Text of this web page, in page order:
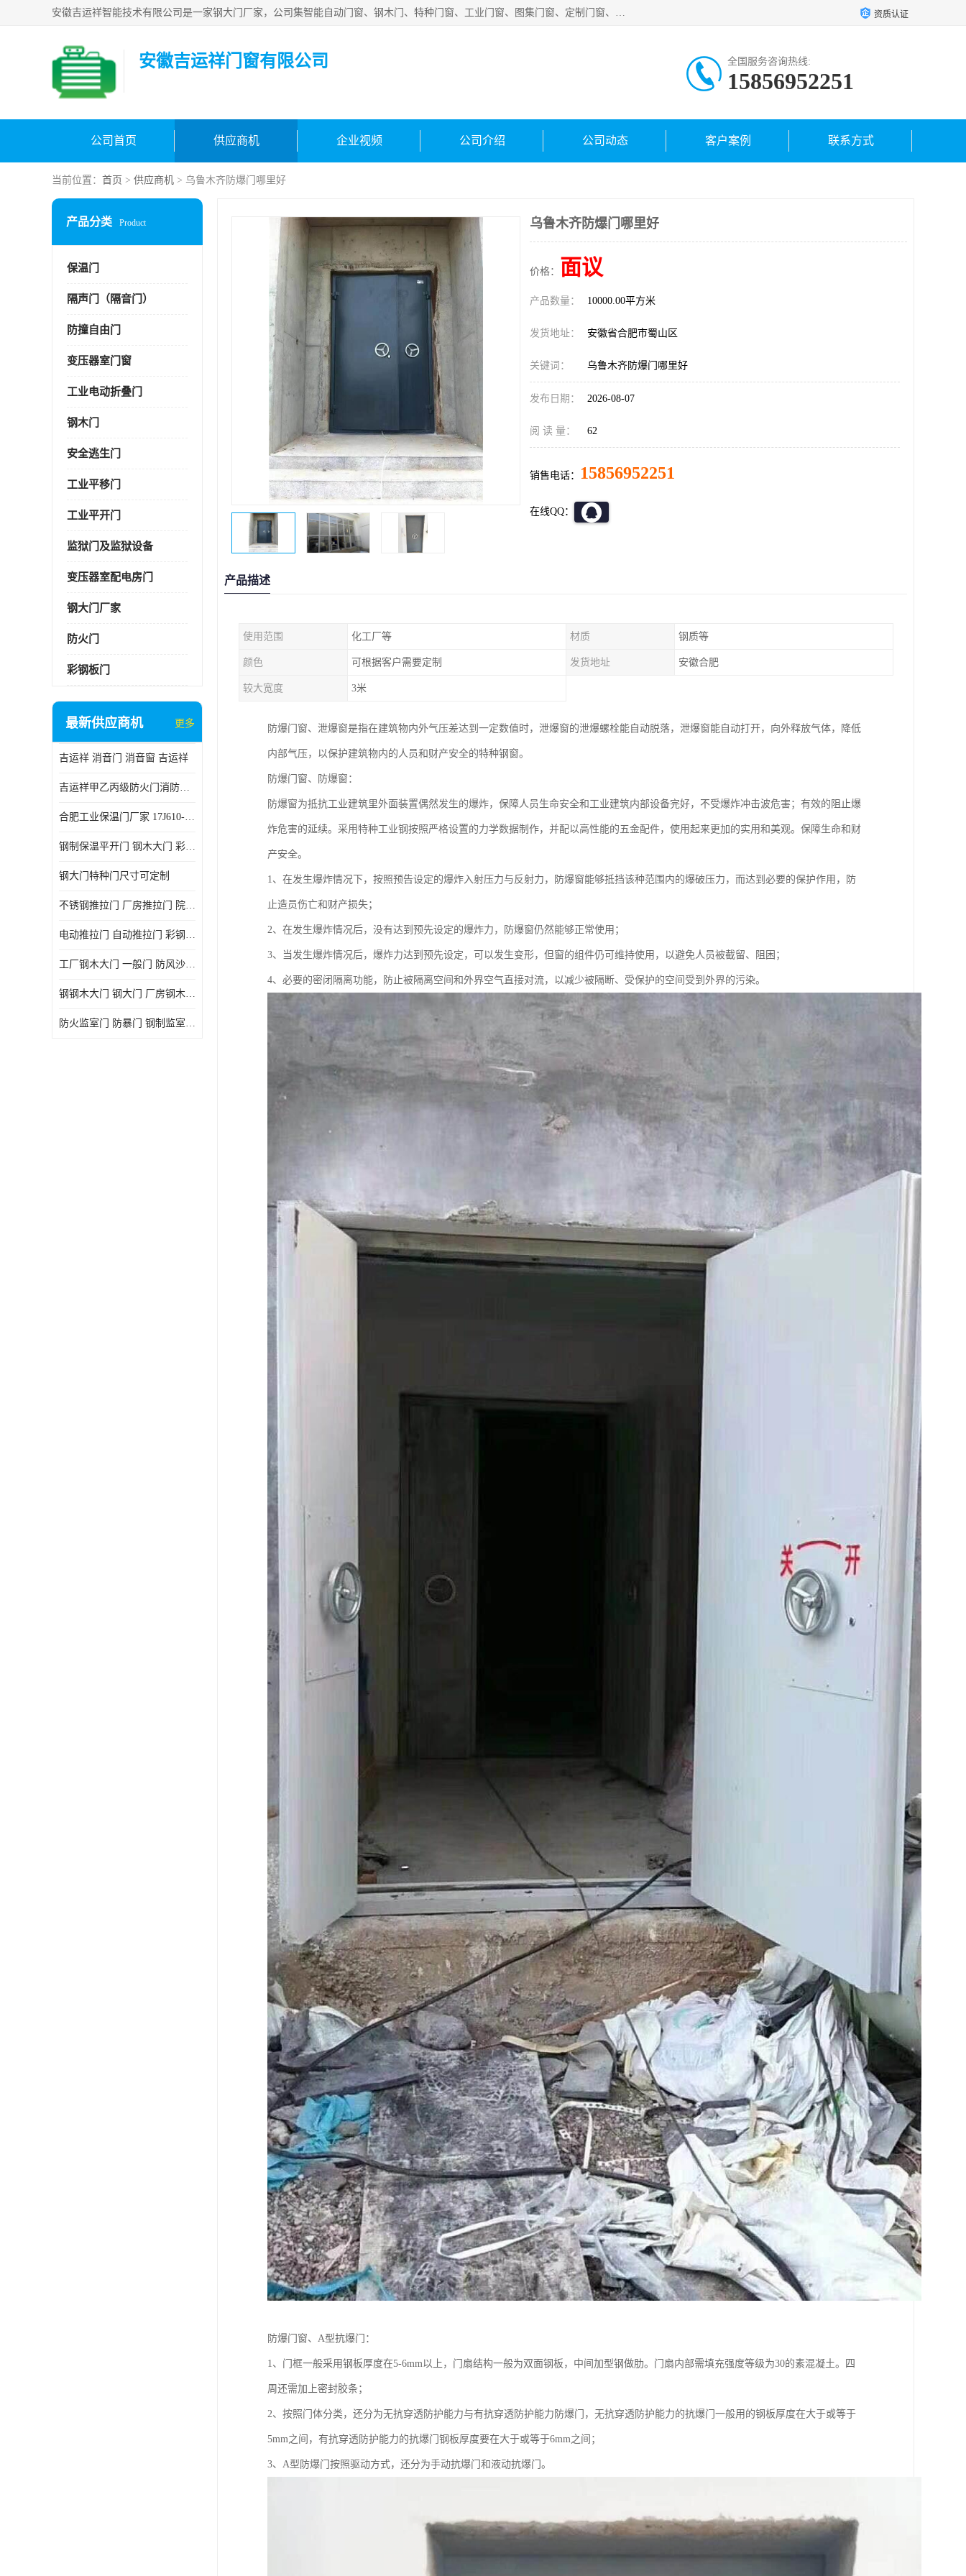
安徽吉运祥智能技术有限公司是一家钢大门厂家，公司集智能自动门窗、钢木门、特种门窗、工业门窗、图集门窗、定制门窗、非标门窗等通道产品的研发设计、制作、安装于一体的综合性、性高新技术企业。 资质认证
安徽吉运祥门窗有限公司 全国服务咨询热线:
15856952251
公司首页 供应商机 企业视频 公司介绍 公司动态 客户案例 联系方式
当前位置： 首页 > 供应商机 > 乌鲁木齐防爆门哪里好
产品分类 Product
保温门
隔声门（隔音门）
防撞自由门
变压器室门窗
工业电动折叠门
钢木门
安全逃生门
工业平移门
工业平开门
监狱门及监狱设备
变压器室配电房门
钢大门厂家
防火门
彩钢板门
最新供应商机 更多
吉运祥 消音门 消音窗 吉运祥
吉运祥甲乙丙级防火门消防门一门一证
合肥工业保温门厂家 17J610-1保温门
钢制保温平开门 钢木大门 彩钢复合板门
钢大门特种门尺寸可定制
不锈钢推拉门 厂房推拉门 院墙推拉门 工业电动推拉门
电动推拉门 自动推拉门 彩钢板推拉门 夹芯板推拉门
工厂钢木大门 一般门 防风沙 风砂）门 防严寒门
钢钢木大门 钢大门 厂房钢木大门 高铁站钢木大门
防火监室门 防暴门 钢制监室门 报警监舍门
乌鲁木齐防爆门哪里好
价格： 面议
产品数量： 10000.00平方米
发货地址： 安徽省合肥市蜀山区
关键词： 乌鲁木齐防爆门哪里好
发布日期： 2026-08-07
阅 读 量： 62
销售电话： 15856952251
在线QQ：
产品描述
使用范围 化工厂等 材质 钢质等
颜色 可根据客户需要定制 发货地址 安徽合肥
较大宽度 3米
防爆门窗、泄爆窗是指在建筑物内外气压差达到一定数值时，泄爆窗的泄爆螺栓能自动脱落，泄爆窗能自动打开，向外释放气体，降低
内部气压，以保护建筑物内的人员和财产安全的特种钢窗。
防爆门窗、防爆窗：
防爆窗为抵抗工业建筑里外面装置偶然发生的爆炸，保障人员生命安全和工业建筑内部设备完好，不受爆炸冲击波危害；有效的阻止爆
炸危害的延续。采用特种工业钢按照严格设置的力学数据制作，并配以高性能的五金配件，使用起来更加的实用和美观。保障生命和财
产安全。
1、在发生爆炸情况下，按照预告设定的爆炸入射压力与反射力，防爆窗能够抵挡该种范围内的爆破压力，而达到必要的保护作用，防
止造员伤亡和财产损失；
2、在发生爆炸情况后，没有达到预先设定的爆炸力，防爆窗仍然能够正常使用；
3、当发生爆炸情况后，爆炸力达到预先设定，可以发生变形，但窗的组件仍可维持使用，以避免人员被截留、阻困；
4、必要的密闭隔离功能，防止被隔离空间和外界空气直接对流，以减少被隔断、受保护的空间受到外界的污染。
防爆门窗、A型抗爆门：
1、门框一般采用钢板厚度在5-6mm以上，门扇结构一般为双面钢板，中间加型钢做肋。门扇内部需填充强度等级为30的素混凝土。四
周还需加上密封胶条；
2、按照门体分类，还分为无抗穿透防护能力与有抗穿透防护能力防爆门，无抗穿透防护能力的抗爆门一般用的钢板厚度在大于或等于
5mm之间，有抗穿透防护能力的抗爆门钢板厚度要在大于或等于6mm之间；
3、A型防爆门按照驱动方式，还分为手动抗爆门和液动抗爆门。